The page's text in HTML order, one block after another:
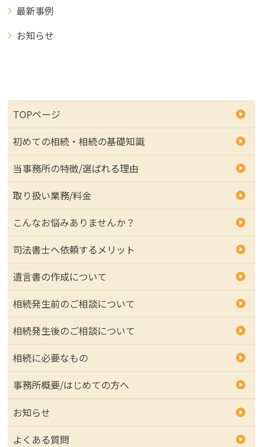
最新事例
お知らせ
TOPページ
初めての相続・相続の基礎知識
当事務所の特徴/選ばれる理由
取り扱い業務/料金
こんなお悩みありませんか？
司法書士へ依頼するメリット
遺言書の作成について
相続発生前のご相談について
相続発生後のご相談について
相続に必要なもの
事務所概要/はじめての方へ
お知らせ
よくある質問